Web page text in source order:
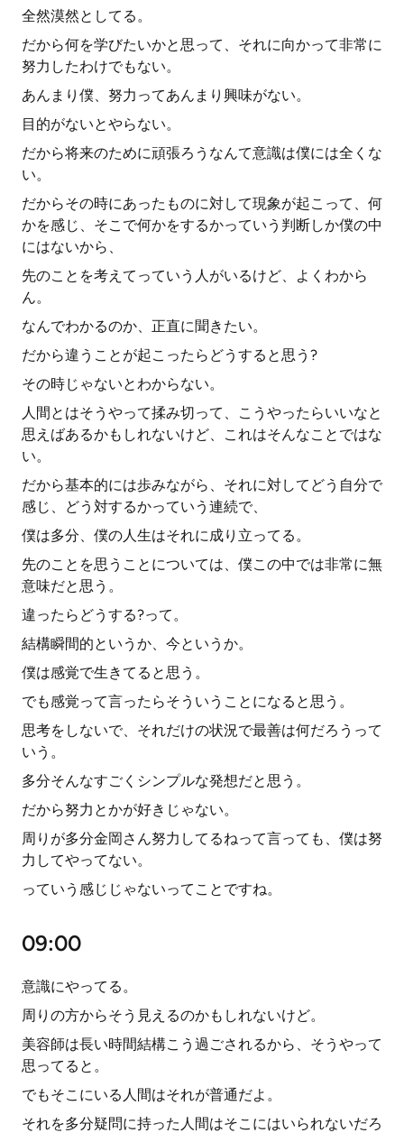
全然漠然としてる。
だから何を学びたいかと思って、それに向かって非常に
努力したわけでもない。
あんまり僕、努力ってあんまり興味がない。
目的がないとやらない。
だから将来のために頑張ろうなんて意識は僕には全くな
い。
だからその時にあったものに対して現象が起こって、何
かを感じ、そこで何かをするかっていう判断しか僕の中
にはないから、
先のことを考えてっていう人がいるけど、よくわから
ん。
なんでわかるのか、正直に聞きたい。
だから違うことが起こったらどうすると思う?
その時じゃないとわからない。
人間とはそうやって揉み切って、こうやったらいいなと
思えばあるかもしれないけど、これはそんなことではな
い。
だから基本的には歩みながら、それに対してどう自分で
感じ、どう対するかっていう連続で、
僕は多分、僕の人生はそれに成り立ってる。
先のことを思うことについては、僕この中では非常に無
意味だと思う。
違ったらどうする?って。
結構瞬間的というか、今というか。
僕は感覚で生きてると思う。
でも感覚って言ったらそういうことになると思う。
思考をしないで、それだけの状況で最善は何だろうって
いう。
多分そんなすごくシンプルな発想だと思う。
だから努力とかが好きじゃない。
周りが多分金岡さん努力してるねって言っても、僕は努
力してやってない。
っていう感じじゃないってことですね。
09:00
意識にやってる。
周りの方からそう見えるのかもしれないけど。
美容師は長い時間結構こう過ごされるから、そうやって
思ってると。
でもそこにいる人間はそれが普通だよ。
それを多分疑問に持った人間はそこにはいられないだろ